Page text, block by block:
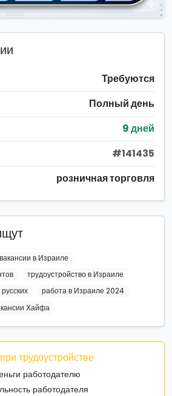
Требуются
Полный день
9 дней
#141435
розничная торговля
вакансии в Израиле
трудоустройство в Израиле
работа в Израиле 2024
Хайфа
трудоустройстве
работодателю
работодателя